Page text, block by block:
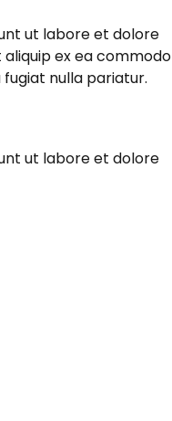
ut labore et dolore
ex ea commodo
nulla pariatur.
ut labore et dolore